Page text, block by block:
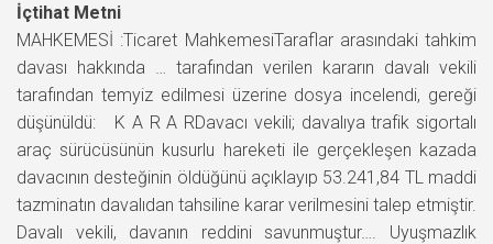
İçtihat Metni
MAHKEMESİ :Ticaret MahkemesiTaraflar arasındaki tahkim
davası hakkında … tarafından verilen kararın davalı vekili
tarafından temyiz edilmesi üzerine dosya incelendi, gereği
düşünüldü: K A R A RDavacı vekili; davalıya trafik sigortalı
araç sürücüsünün kusurlu hareketi ile gerçekleşen kazada
davacının desteğinin öldüğünü açıklayıp 53.241,84 TL maddi
tazminatın davalıdan tahsiline karar verilmesini talep etmiştir.
Davalı vekili, davanın reddini savunmuştur…. Uyuşmazlık